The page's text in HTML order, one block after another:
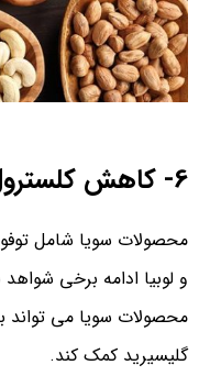
6- کاهش کلسترول با محصولات سویا
محصولات سویا شامل
و لوبیا ادامه برخی
گلیسیرید کمک کند.